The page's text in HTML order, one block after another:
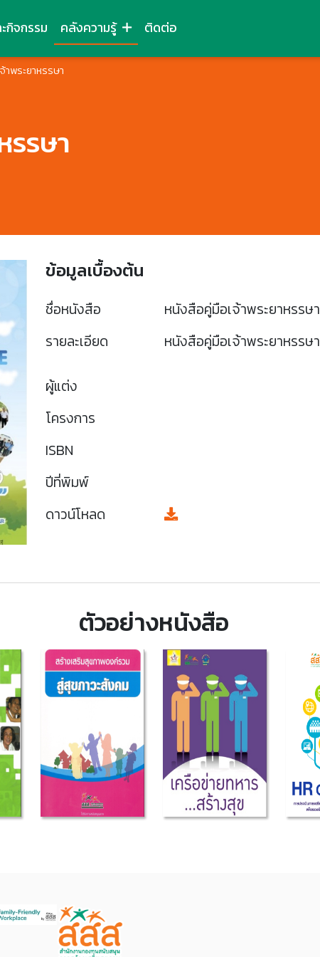
กิจกรรม คลังความรู้ ติดต่อ
าพระยาหรรษา
รรษา
ข้อมูลเบื้องต้น
ชื่อหนังสือ
หนังสือคู่มือเจ้าพระยาหรรษา
รายละเอียด
หนังสือคู่มือเจ้าพระยาหรรษา
ผู้แต่ง
โครงการ
ISBN
ปีที่พิมพ์
ดาวน์โหลด
ตัวอย่างหนังสือ